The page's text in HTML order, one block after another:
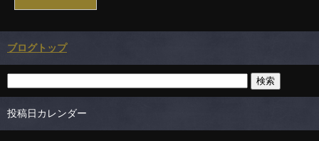
ブログトップ
投稿日カレンダー